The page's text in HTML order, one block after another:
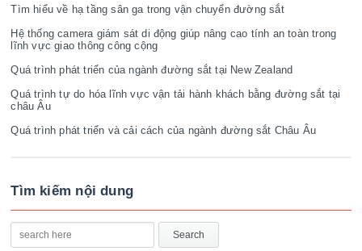
Tìm hiểu về hạ tầng sân ga trong vận chuyển đường sắt
Hệ thống camera giám sát di động giúp nâng cao tính an toàn trong
lĩnh vực giao thông công cộng
Quá trình phát triển của ngành đường sắt tại New Zealand
Quá trình tự do hóa lĩnh vực vận tải hành khách bằng đường sắt tại
châu Âu
Quá trình phát triển và cải cách của ngành đường sắt Châu Âu
Tìm kiếm nội dung